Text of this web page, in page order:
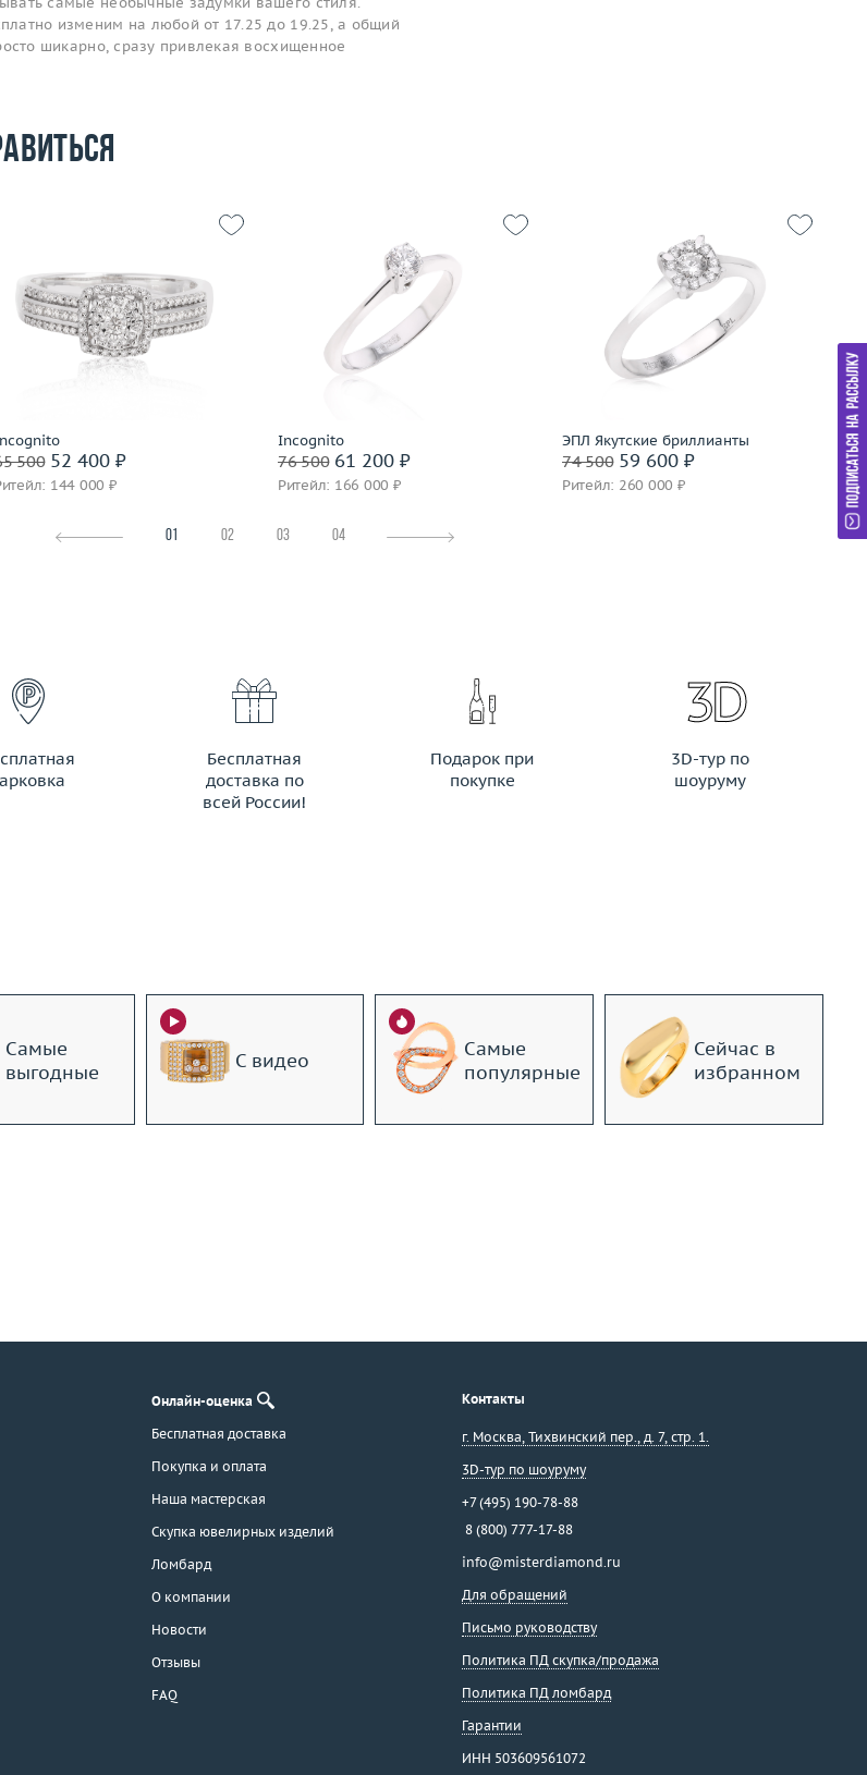
изменим на любой от 17.25 до 19.25, а общий
шикарно, сразу привлекая восхищенное
50052 400 ₽
144 000 ₽
Размер
17.5
Вес (г)
3.12
Материал
золото 585 пробы
Подробнее
Incognito
76 50061 200 ₽
Ритейл: 166 000 ₽
Материал
золото 750 пробы
Подробнее
ЭПЛ Якутские бриллианты
74 50059 600 ₽
Ритейл: 260 000 ₽
Материал
золото 585 пробы
01 02 03 04
Бесплатная
доставка по
всей России!
Подарок при
покупке
3D-тур по
шоуруму
Самые
выгодные
С видео
Самые
популярные
Сейчас в
избранном
Онлайн-оценка
Бесплатная доставка
Покупка и оплата
Наша мастерская
Скупка ювелирных изделий
Ломбард
О компании
Новости
Отзывы
FAQ
Контакты
г. Москва, Тихвинский пер., д. 7, стр. 1.
3D-тур по шоуруму
+7 (495) 190-78-88
8 (800) 777-17-88
info@misterdiamond.ru
Для обращений
Письмо руководству
Политика ПД скупка/продажа
Политика ПД ломбард
Гарантии
ИНН 503609561072